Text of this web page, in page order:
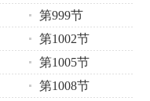
第999节
第1002节
第1005节
第1008节